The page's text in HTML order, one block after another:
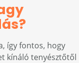
így fontos, hogy
kínáló tenyésztőtől